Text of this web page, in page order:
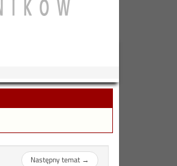
Następny temat→